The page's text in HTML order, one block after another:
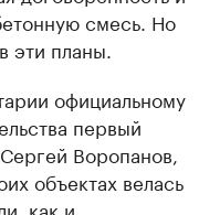
смесь. Но
эти планы.
официальному
первый
Воропанов,
объектах велась
как и